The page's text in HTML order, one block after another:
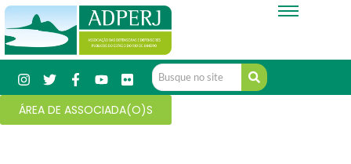
ÁREA DE ASSOCIADA(O)S